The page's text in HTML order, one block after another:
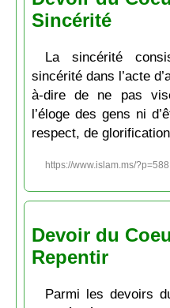
Sincérité
La sincérité
sincérité dans l’acte
à-dire de ne pas
l’éloge des gens ni
respect, de
https://www.islam.ms/?p=588
Devoir du
Repentir
Parmi les devoirs